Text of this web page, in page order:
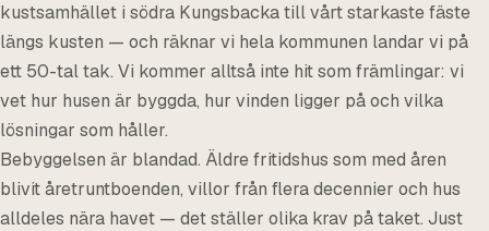
kustsamhället i södra Kungsbacka till vårt starkaste fäste
längs kusten — och räknar vi hela kommunen landar vi på
ett 50-tal tak. Vi kommer alltså inte hit som främlingar: vi
vet hur husen är byggda, hur vinden ligger på och vilka
lösningar som håller.
Bebyggelsen är blandad. Äldre fritidshus som med åren
blivit åretruntboenden, villor från flera decennier och hus
alldeles nära havet — det ställer olika krav på taket. Just